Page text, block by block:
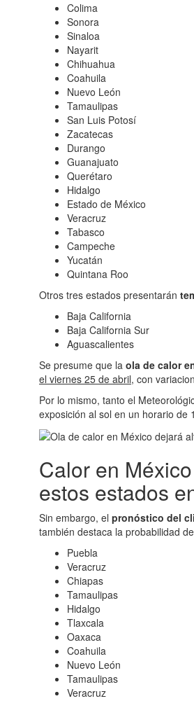
Colima
Sonora
Sinaloa
Nayarit
Chihuahua
Coahuila
Nuevo León
Tamaulipas
San Luis Potosí
Zacatecas
Durango
Guanajuato
Querétaro
Hidalgo
Estado de México
Veracruz
Tabasco
Campeche
Yucatán
Quintana Roo
Otros tres estados presentarán
Baja California
Baja California Sur
Aguascalientes
Se presume que la ola de calor
el viernes 25 de abril, con
Por lo mismo, tanto el
exposición al sol en un horario de
Calor en
estos estados
Sin embargo, el pronóstico del
también destaca la probabilidad de
Puebla
Veracruz
Chiapas
Tamaulipas
Hidalgo
Tlaxcala
Oaxaca
Coahuila
Nuevo León
Tamaulipas
Veracruz